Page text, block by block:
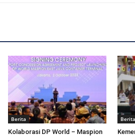
Berita
Kolaborasi DP World – Maspion
Berita